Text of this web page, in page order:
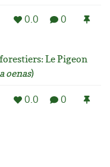
0.0 0
Le Pigeon
oenas)
0.0 0